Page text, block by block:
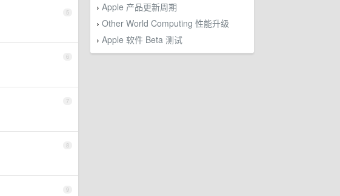
› Apple 产品更新周期
› Other World Computing 性能升级
› Apple 软件 Beta 测试
5
6
7
8
9